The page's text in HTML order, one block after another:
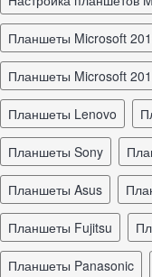
планшеты Microsoft
планшеты Microsoft
планшеты Lenovo
планшеты Sony
планшеты Asus
планшеты Fujitsu
планшеты Panasonic